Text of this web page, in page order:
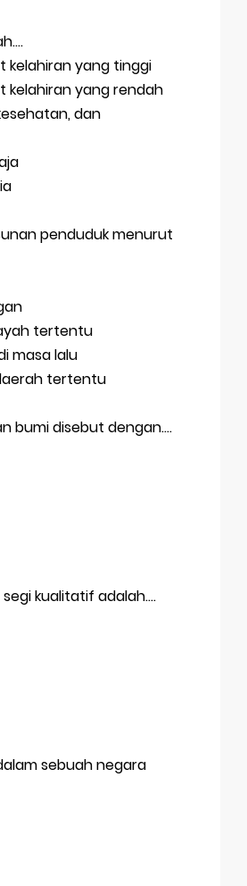
kelahiran yang tinggi
kelahiran yang rendah
dan
penduduk menurut
tertentu
masa lalu
tertentu
bumi disebut dengan....
kualitatif adalah....
sebuah negara